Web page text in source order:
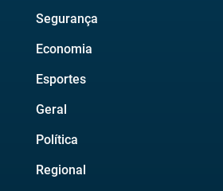
Segurança
Economia
Esportes
Geral
Política
Regional